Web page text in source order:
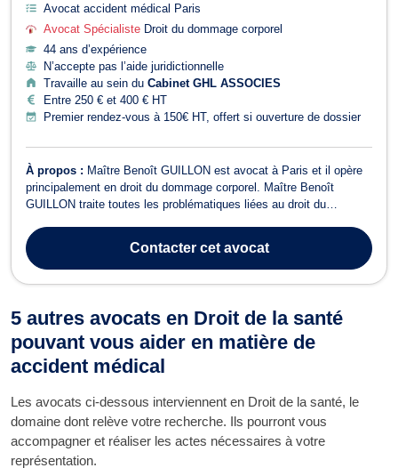
Avocat accident médical Paris
Avocat Spécialiste Droit du dommage corporel
44 ans d’expérience
N’accepte pas l’aide juridictionnelle
Travaille au sein du Cabinet GHL ASSOCIES
Entre 250 € et 400 € HT
Premier rendez-vous à 150€ HT, offert si ouverture de dossier
À propos : Maître Benoît GUILLON est avocat à Paris et il opère
principalement en droit du dommage corporel. Maître Benoît
GUILLON traite toutes les problématiques liées au droit du
circulation, accidents de la vie privée et accidents du travail. Il
intervient aussi pour t...Contactercet avocat
5 autres avocats en Droit de la santé
pouvant vous aider en matière de
accident médical
Les avocats ci-dessous interviennent en Droit de la santé, le
domaine dont relève votre recherche. Ils pourront vous
accompagner et réaliser les actes nécessaires à votre
représentation.